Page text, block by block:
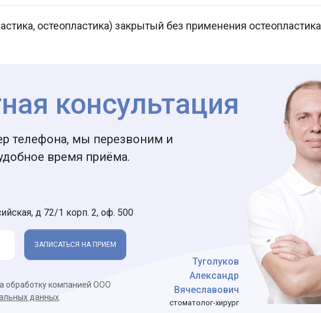
остеопластика) закрытый без применения остеопластика
консультация
телефона, мы перезвоним и
время приёма.
д 72/1 корп. 2, оф. 500
ЗАПИСАТЬСЯ НА ПРИЕМ
обработку компанией ООО
данных
Туголуков
Александр
Вячеславович
стоматолог-хирург